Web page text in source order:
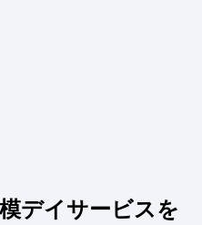
デイサービスを